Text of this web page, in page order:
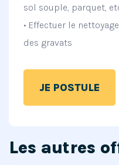
sol souple, parquet,
• Effectuer le
des gravats
JE POSTULE
Les autres